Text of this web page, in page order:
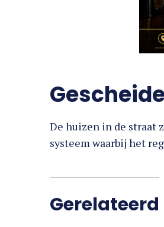
De huizen in de
systeem waarbij het
Gerelateerd